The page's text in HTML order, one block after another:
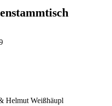
Helmut Weißhäupl